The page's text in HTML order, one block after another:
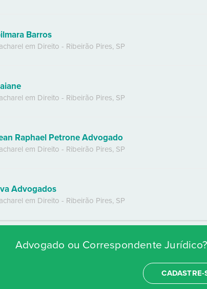
Barros
em Direito - Ribeirão Pires, SP
em Direito - Ribeirão Pires, SP
Raphael Petrone Advogado
em Direito - Ribeirão Pires, SP
Advogados
em Direito - Ribeirão Pires, SP
Advogado ou Correspondente
CADASTRE-